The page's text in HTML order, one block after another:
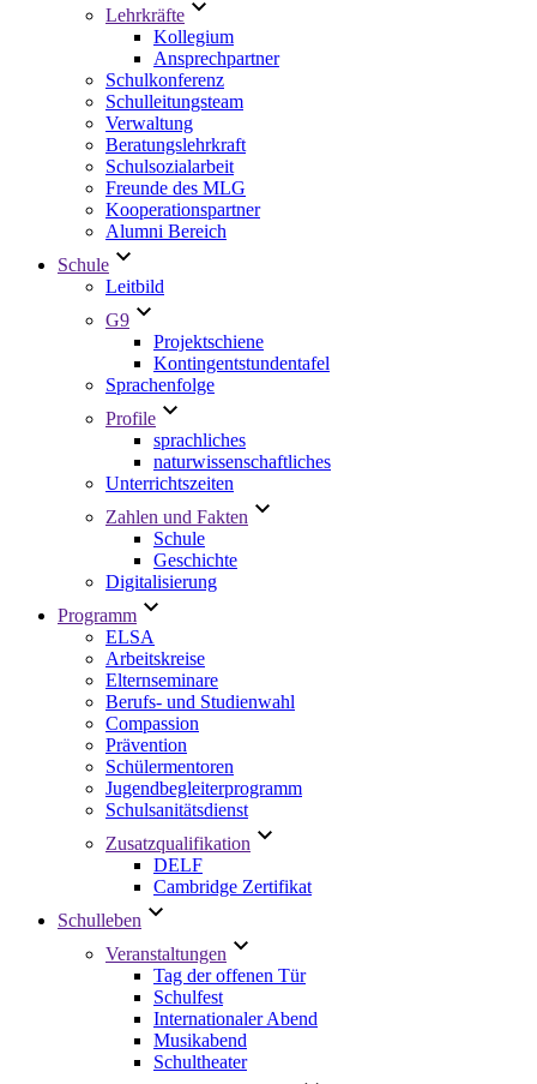
Lehrkräfte
Kollegium
Ansprechpartner
Schulkonferenz
Schulleitungsteam
Verwaltung
Beratungslehrkraft
Schulsozialarbeit
Freunde des MLG
Kooperationspartner
Alumni Bereich
Schule
Leitbild
G9
Projektschiene
Kontingentstundentafel
Sprachenfolge
Profile
sprachliches
naturwissenschaftliches
Unterrichtszeiten
Zahlen und Fakten
Schule
Geschichte
Digitalisierung
Programm
ELSA
Arbeitskreise
Elternseminare
Berufs- und Studienwahl
Compassion
Prävention
Schülermentoren
Jugendbegleiterprogramm
Schulsanitätsdienst
Zusatzqualifikation
DELF
Cambridge Zertifikat
Schulleben
Veranstaltungen
Tag der offenen Tür
Schulfest
Internationaler Abend
Musikabend
Schultheater